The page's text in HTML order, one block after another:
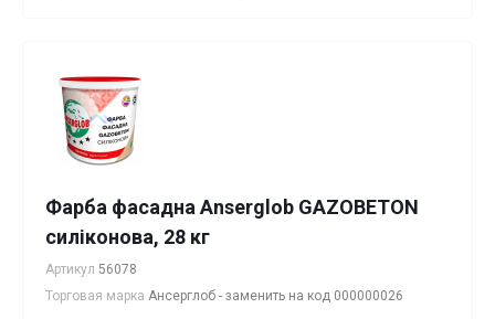
Фарба фасадна Anserglob GAZOBETON
силіконова, 28 кг
Артикул 56078
Торговая марка Ансерглоб - заменить на код 000000026